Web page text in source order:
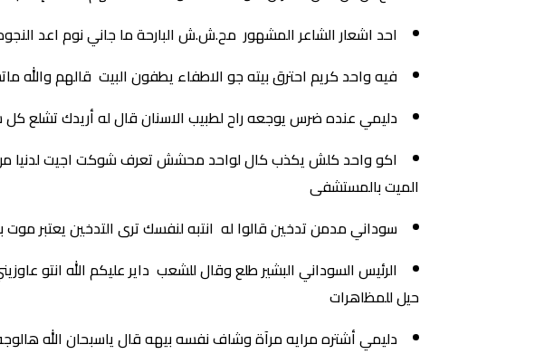
احد اشعار الشاعر المشهور مح.ش.ش البارحة ما جاني نوم اعد
فيه واحد كريم احترق بيته جو الاطفاء يطفون البيت قالهم
دليمي عنده ضرس يوجعه راح لطبيب الاسنان قال له أريدك تشلع
اكو واحد كلش يكذب كال لواحد محشش تعرف شوكت اجيت لدنيا
الميت بالمستشفى
سوداني مدمن تدخين قالوا له انتبه لنفسك ترى التدخين يعتبر
الرئيس السوداني البشير طلع وقال للشعب داير عليكم الله انتو
حيل للمظاهرات
دليمي أشتره مرايه مرآة وشاف نفسه بيهه قال ياسبحان الله